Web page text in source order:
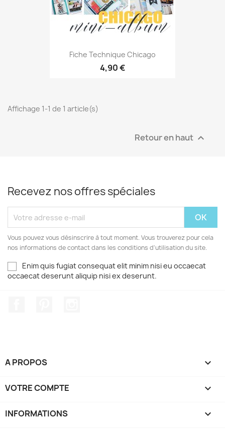
Fiche Technique Chicago
4,90 €
Affichage 1-1 de 1 article(s)
Retour en haut 
Recevez nos offres spéciales
Vous pouvez vous désinscrire à tout moment. Vous trouverez pour cela
nos informations de contact dans les conditions d'utilisation du site.
Enim quis fugiat consequat elit minim nisi eu occaecat
occaecat deserunt aliquip nisi ex deserunt.
A PROPOS 
VOTRE COMPTE 
INFORMATIONS keyboard_arrow_down